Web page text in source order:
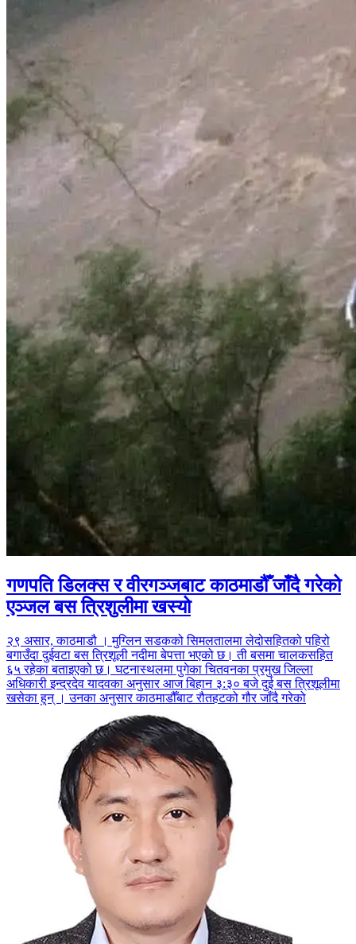
गणपति डिलक्स र वीरगञ्जबाट काठमाडौँ जाँदै गरेको
एञ्जल बस त्रिशुलीमा खस्यो
२९ असार, काठमाडौ । मुग्लिन सडकको सिमलतालमा लेदोसहितको पहिरो
बगाउँदा दुईवटा बस त्रिशूली नदीमा बेपत्ता भएको छ। ती बसमा चालकसहित
६५ रहेका बताइएको छ। घटनास्थलमा पुगेका चितवनका प्रमुख जिल्ला
अधिकारी इन्द्रदेव यादवका अनुसार आज बिहान ३:३० बजे दुई बस त्रिशूलीमा
खसेका हुन् । उनका अनुसार काठमाडौँबाट रौतहटको गौर जाँदै गरेको